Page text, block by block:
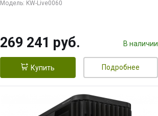
ОЗУ/ Gigabyte RTX5060Ti GAMING
Модель: KW-Live0060
269 241 руб. В наличии
Купить Подробнее